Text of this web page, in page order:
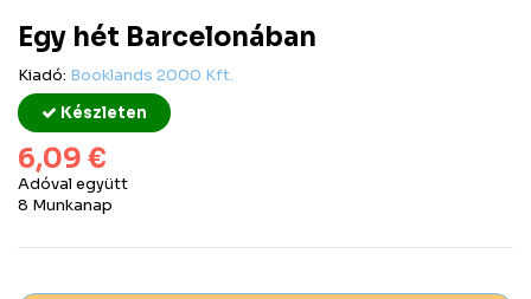
Egy hét Barcelonában
Kiadó: Booklands 2000 Kft.
Készleten
6,09 €
Adóval együtt
8 Munkanap